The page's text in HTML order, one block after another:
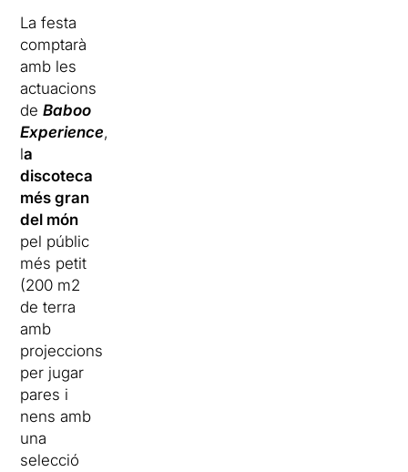
La festa
comptarà
amb les
actuacions
deBaboo
Experience,
la
discoteca
més gran
del món
pel públic
més petit
(200 m2
de terra
amb
projeccions
per jugar
pares i
nens amb
una
selecció